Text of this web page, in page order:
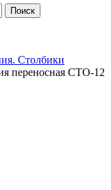
Поиск
Столбики
переносная СТО-12